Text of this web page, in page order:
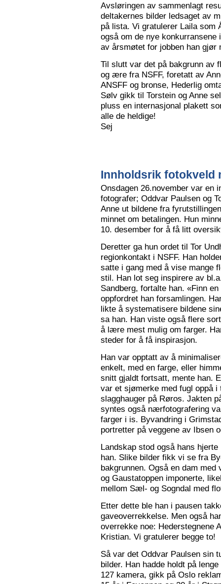
Avsløringen av sammenlagt
deltakernes bilder ledsaget av
på lista. Vi gratulerer Laila som
også om de nye
av årsmøtet for jobben han gjør
Til slutt var det på bakgrunn av
og ære fra NSFF, foretatt av
ANSFF og bronse, Hederlig
Sølv gikk til Torstein og Anne
pluss en internasjonal plakett
alle de heldige!
Sej
Innholdsrik fotokveld
Onsdagen 26.november var en
fotografer; Oddvar Paulsen og
Anne ut bildene fra
minnet om betalingen. Hun
10. desember for å få litt
Deretter ga hun ordet til Tor
regionkontakt i NSFF. Han
satte i gang med å vise mange
stil. Han lot seg inspirere av
Sandberg, fortalte han. «Finn
oppfordret han forsamlingen.
likte å systematisere bildene
sa han. Han viste også flere
å lære mest mulig om farger.
steder for å få inspirasjon.
Han var opptatt av å
enkelt, med en farge, eller
snitt gjaldt fortsatt, mente han.
var et sjømerke med fugl oppå
slagghauger på Røros. Jakten
syntes også nærfotografering
farger i is. Byvandring i
portretter på veggene av Ibsen
Landskap stod også hans
han. Slike bilder fikk vi se fra
bakgrunnen. Også en dam
og Gaustatoppen imponerte,
mellom Sæl- og Sogndal med
Etter dette ble han i pausen
gaveoverrekkelse. Men også
overrekke noe: Hederstegnene
Kristian. Vi gratulerer begge to!
Så var det Oddvar Paulsen sin
bilder. Han hadde holdt på
127 kamera, gikk på Oslo